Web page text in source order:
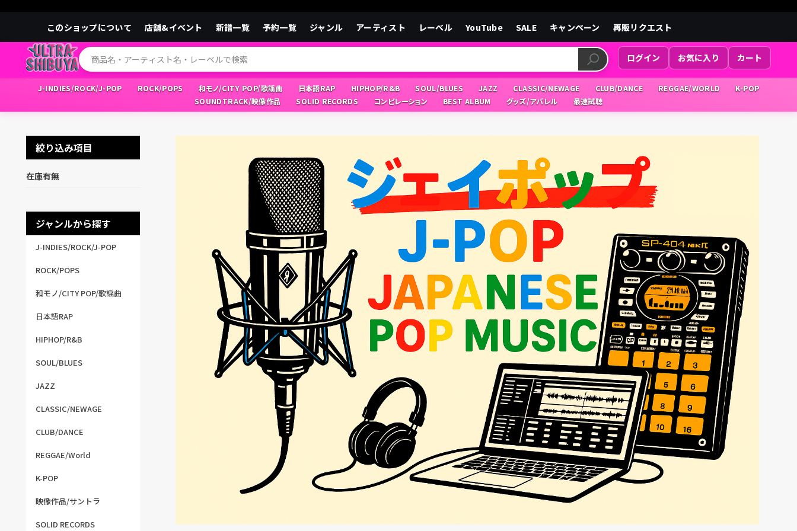
このショップについて 店舗&イベント 新譜一覧 予約一覧 ジャンル アーティスト レーベル YouTube SALE キャンペーン 再販リクエスト
ログイン お気に入り カート
J-INDIES/ROCK/J-POP ROCK/POPS 和モノ/CITY POP/歌謡曲 日本語RAP HIPHOP/R&B SOUL/BLUES JAZZ CLASSIC/NEWAGE CLUB/DANCE REGGAE/WORLD
K-POP
SOUNDTRACK/映像作品
SOLID RECORDS コンピレーション BEST ALBUM グッズ/アパレル 最速試聴
絞り込み項目
在庫有無
ジャンルから探す
J-INDIES/ROCK/J-POP
ROCK/POPS
和モノ/CITY POP/歌謡曲
日本語RAP
HIPHOP/R&B
SOUL/BLUES
JAZZ
CLASSIC/NEWAGE
CLUB/DANCE
REGGAE/World
K-POP
映像作品/サントラ
SOLID RECORDS